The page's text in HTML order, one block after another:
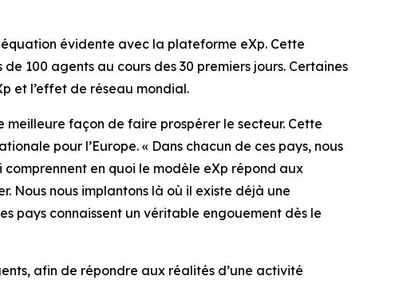
évidente avec la plateforme eXp. Cette
100 agents au cours des 30 premiers jours. Certaines
et l’effet de réseau mondial.
meilleure façon de faire prospérer le secteur. Cette
pour l’Europe. « Dans chacun de ces pays, nous
en quoi le modèle eXp répond aux
Nous nous implantons là où il existe déjà une
pays connaissent un véritable engouement dès le
afin de répondre aux réalités d’une activité